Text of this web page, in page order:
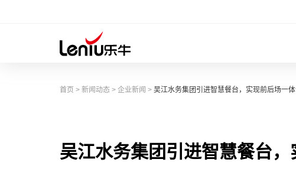
首页 > 新闻动态> 企业新闻 > 吴江水务集团引进智慧餐台，实现前后场一
吴江水务集团引进智慧餐台